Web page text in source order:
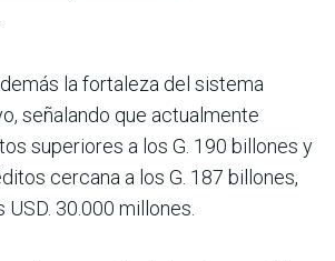
la fortaleza del sistema
señalando que actualmente
superiores a los G. 190 billones y
cercana a los G. 187 billones,
USD. 30.000 millones.